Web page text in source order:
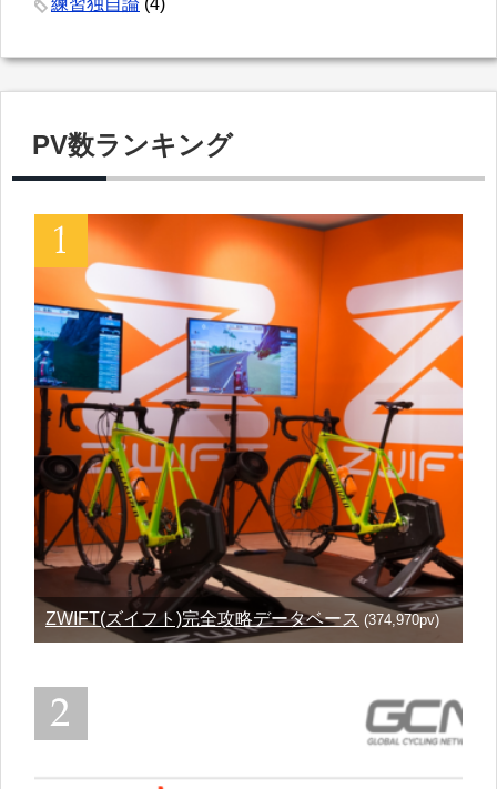
PV数ランキング
ZWIFT(ズイフト)完全攻略データベース (374,970pv)